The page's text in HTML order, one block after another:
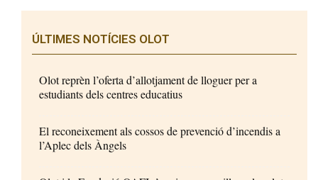
ÚLTIMES NOTÍCIES OLOT
Olot reprèn l’oferta d’allotjament de lloguer per a
estudiants dels centres educatius
El reconeixement als cossos de prevenció d’incendis a
l’Aplec dels Àngels